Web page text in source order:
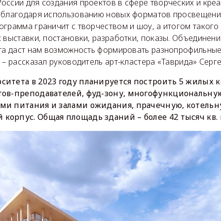
для создания проектов в сфере творческих и
использованию новых форматов
граничит с творчеством и шоу, а итогом такого
постановки, разработки, показы.
даст нам возможность формировать
рассказал руководитель арт-кластера «Таврида»
в 2023 году планируется построить 5 жилых
преподавателей, фуд-зону,
питания и залами ожидания, прачечную,
Общая площадь зданий – более 42 тысяч кв.